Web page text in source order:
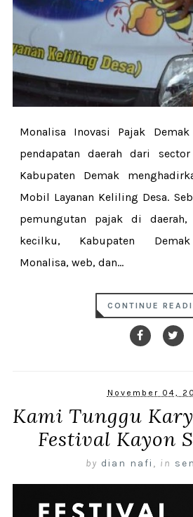
Monalisa Inovasi Pajak
pendapatan daerah dari
Kabupaten Demak
Mobil Layanan Keliling Desa.
pemungutan pajak di
kecilku, Kabupaten Demak
Monalisa, web, dan...
CONTINUE
November 04,
Kami Tunggu
Festival Kayon
by dian nafi , in